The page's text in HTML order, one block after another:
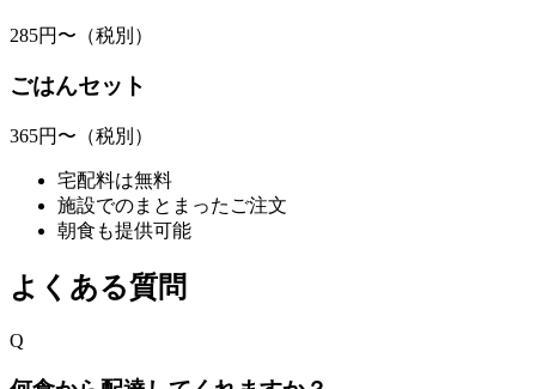
285円〜 （税別）
ごはんセット
365円〜 （税別）
宅配料は無料
施設でのまとまったご注文
朝食も提供可能
よくある質問
Q